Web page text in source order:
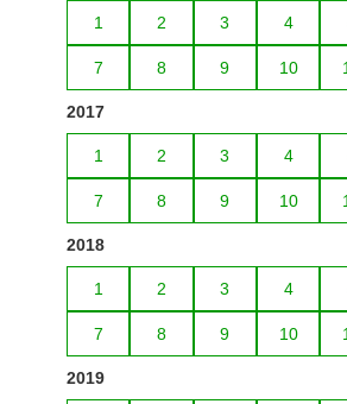
1 2 3 4
7 8 9 10
2017
1 2 3 4
7 8 9 10
2018
1 2 3 4
7 8 9 10
2019